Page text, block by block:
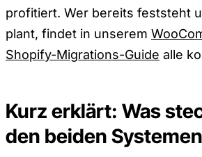
profitiert. Wer bereits feststeht
plant, findet in unserem
Shopify-Migrations-Guide alle
Kurz erklärt: Was
den beiden